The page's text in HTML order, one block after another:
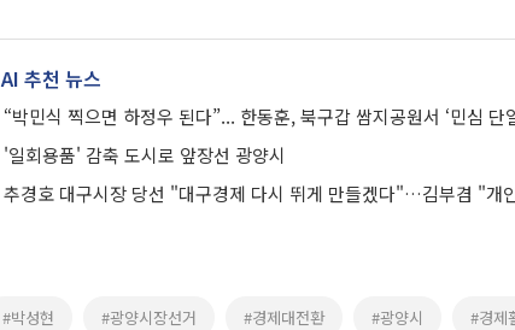
AI 추천 뉴스
“박민식 찍으면 하정우 된다”... 한동훈, 북구갑 쌈지공원서 ‘민심 단
'일회용품' 감축 도시로 앞장선 광양시
추경호 대구시장 당선 "대구경제 다시 뛰게 만들겠다"…김부겸 "개
#박성현 #광양시장선거 #경제대전환 #광양시 #경제